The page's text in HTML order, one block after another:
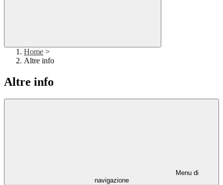
Home >
Altre info
Altre info
Menu di
navigazione